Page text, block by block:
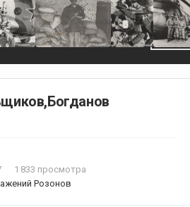
1 833 просмотра
Розонов